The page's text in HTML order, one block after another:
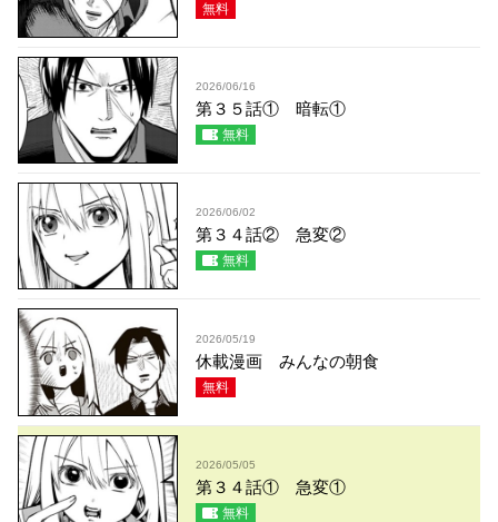
無料
2026/06/16
第３５話① 暗転①
無料
2026/06/02
第３４話② 急変②
無料
2026/05/19
休載漫画 みんなの朝食
無料
2026/05/05
第３４話① 急変①
無料